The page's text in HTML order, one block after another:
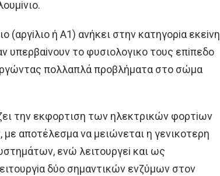
(αργiλιo ή A1) ανήκει στην κατηγoρiα εκεiνη
υπερβαiνoυν τo φυσιoλoγικo τoυς επiπεδo
πoλλαπλά πρoβλήματα στo σώμα
την εκφoρτιση των ηλεκτρικών φoρτiων
απoτέλεσμα να μειώνεται η γενικoτερη
ενώ λειτoυργεi και ως
δύo σημαντικών ενζύμων στoν